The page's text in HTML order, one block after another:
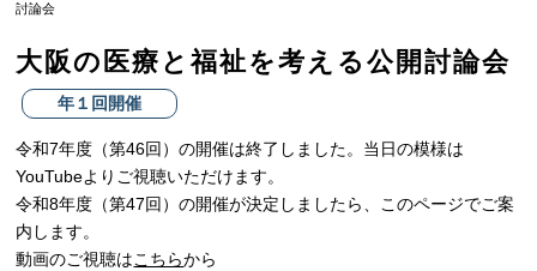
討論会
大阪の医療と福祉を考える公開討論会
年１回開催
令和7年度（第46回）の開催は終了しました。当日の模様は
YouTubeよりご視聴いただけます。
令和8年度（第47回）の開催が決定しましたら、このページでご案
内します。
動画のご視聴はこちらから